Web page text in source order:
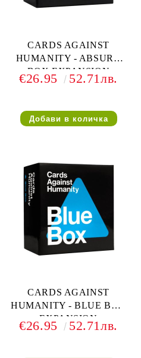
CARDS AGAINST
HUMANITY - ABSURD
BOX EXPANSION
€26.95 52.71лв.
CARDS AGAINST
HUMANITY - BLUE BOX
EXPANSION
€26.95 52.71лв.